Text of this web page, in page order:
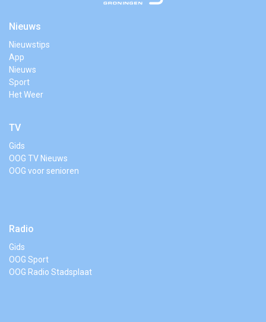
Nieuws
Nieuwstips
App
Nieuws
Sport
Het Weer
TV
Gids
OOG TV Nieuws
OOG voor senioren
Radio
Gids
OOG Sport
OOG Radio Stadsplaat